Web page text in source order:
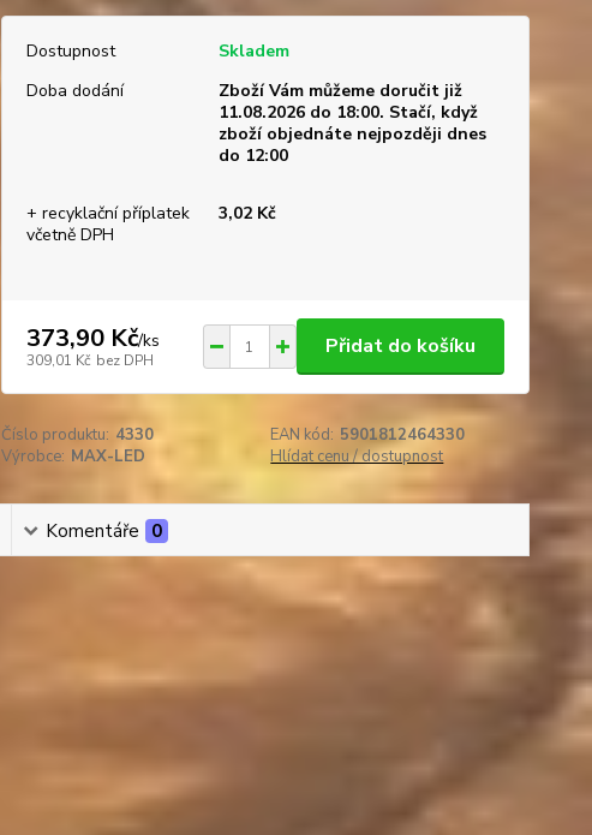
Dostupnost
Skladem
Doba dodání
Zboží Vám můžeme doručit již
11.08.2026 do 18:00. Stačí, když
zboží objednáte nejpozději dnes
do 12:00
+ recyklační příplatek
včetně DPH
3,02 Kč
373,90 Kč/ks
309,01 Kč bez DPH
Přidat do košíku
Číslo produktu: 4330 EAN kód: 5901812464330
Výrobce: MAX-LED Hlídat cenu / dostupnost
Komentáře 0